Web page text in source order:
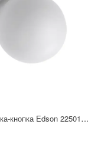
Мебельная ручка-кнопка Edson 22501 25 мм белая